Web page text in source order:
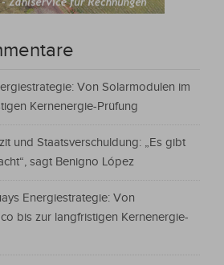
Von Solarmodulen im
Kernenergie-Prüfung
und Staatsverschuldung: „Es gibt
sagt Benigno López
Energiestrategie: Von
bis zur langfristigen Kernenergie-